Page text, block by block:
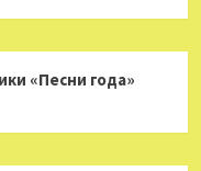
«Песни года»